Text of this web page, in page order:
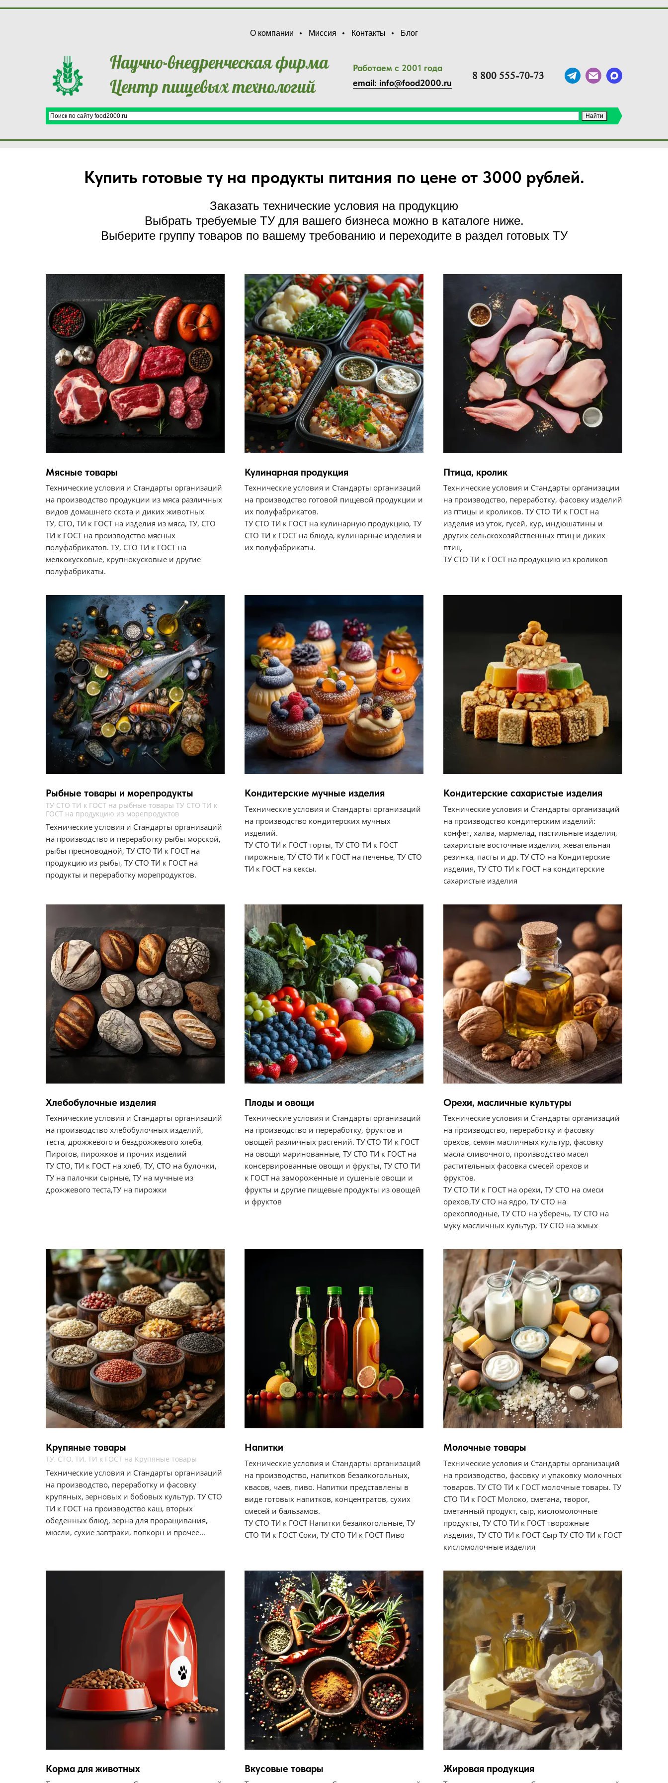
О компании Миссия Контакты Блог
Научно-внедренческая фирма
Центр пищевых технологий
8 800 555-70-73
Работаем с 2001 года
email: info@food2000.ru
Купить готовые ту на продукты питания по цене от 3000 рублей.
Заказать технические условия на продукцию
Выбрать требуемые ТУ для вашего бизнеса можно в каталоге ниже.
Выберите группу товаров по вашему требованию и переходите в раздел готовых ТУ
Мясные товары
Технические условия и Стандарты организаций
на производство продукции из мяса различных
видов домашнего скота и диких животных
ТУ, СТО, ТИ к ГОСТ на изделия из мяса, ТУ, СТО
ТИ к ГОСТ на производство мясных
полуфабрикатов. ТУ, СТО ТИ к ГОСТ на
мелкокусковые, крупнокусковые и другие
полуфабрикаты.
Кулинарная продукция
Технические условия и Стандарты организаций
на производство готовой пищевой продукции и
их полуфабрикатов.
ТУ СТО ТИ к ГОСТ на кулинарную продукцию, ТУ
СТО ТИ к ГОСТ на блюда, кулинарные изделия и
их полуфабрикаты.
Птица, кролик
Технические условия и Стандарты организации
на производство, переработку, фасовку изделий
из птицы и кроликов. ТУ СТО ТИ к ГОСТ на
изделия из уток, гусей, кур, индюшатины и
других сельскохозяйственных птиц и диких
птиц.
ТУ СТО ТИ к ГОСТ на продукцию из кроликов
Рыбные товары и морепродукты
ТУ СТО ТИ к ГОСТ на рыбные товары ТУ СТО ТИ к
ГОСТ на продукцию из морепродуктов
Технические условия и Стандарты организаций
на производство и переработку рыбы морской,
рыбы пресноводной, ТУ СТО ТИ к ГОСТ на
продукцию из рыбы, ТУ СТО ТИ к ГОСТ на
продукты и переработку морепродуктов.
Кондитерские мучные изделия
Технические условия и Стандарты организаций
на производство кондитерских мучных
изделий.
ТУ СТО ТИ к ГОСТ торты, ТУ СТО ТИ к ГОСТ
пирожные, ТУ СТО ТИ к ГОСТ на печенье, ТУ СТО
ТИ к ГОСТ на кексы.
Кондитерские сахаристые изделия
Технические условия и Стандарты организаций
на производство кондитерским изделий:
конфет, халва, мармелад, пастильные изделия,
сахаристые восточные изделия, жевательная
резинка, пасты и др. ТУ СТО на Кондитерские
изделия, ТУ СТО ТИ к ГОСТ на кондитерские
сахаристые изделия
Хлебобулочные изделия
Технические условия и Стандарты организаций
на производство хлебобулочных изделий,
теста, дрожжевого и бездрожжевого хлеба,
Пирогов, пирожков и прочих изделий
ТУ СТО, ТИ к ГОСТ на хлеб, ТУ, СТО на булочки,
ТУ на палочки сырные, ТУ на мучные из
дрожжевого теста,ТУ на пирожки
Плоды и овощи
Технические условия и Стандарты организаций
на производство и переработку, фруктов и
овощей различных растений. ТУ СТО ТИ к ГОСТ
на овощи маринованные, ТУ СТО ТИ к ГОСТ на
консервированные овощи и фрукты, ТУ СТО ТИ
к ГОСТ на замороженные и сушеные овощи и
фрукты и другие пищевые продукты из овощей
и фруктов
Орехи, масличные культуры
Технические условия и Стандарты организаций
на производство, переработку и фасовку
орехов, семян масличных культур, фасовку
масла сливочного, производство масел
растительных фасовка смесей орехов и
фруктов.
ТУ СТО ТИ к ГОСТ на орехи, ТУ СТО на смеси
орехов,ТУ СТО на ядро, ТУ СТО на
орехоплодные, ТУ СТО на уберечь, ТУ СТО на
муку масличных культур, ТУ СТО на жмых
Крупяные товары
ТУ, СТО, ТИ, ТИ к ГОСТ на Крупяные товары
Технические условия и Стандарты организаций
на производство, переработку и фасовку
крупяных, зерновых и бобовых культур. ТУ СТО
ТИ к ГОСТ на производство каш, вторых
обеденных блюд, зерна для проращивания,
мюсли, сухие завтраки, попкорн и прочее...​
Напитки
Технические условия и Стандарты организаций
на производство, напитков безалкогольных,
квасов, чаев, пиво. Напитки представлены в
виде готовых напитков, концентратов, сухих
смесей и бальзамов.
ТУ СТО ТИ к ГОСТ Напитки безалкогольные, ТУ
СТО ТИ к ГОСТ Соки, ТУ СТО ТИ к ГОСТ Пиво
Молочные товары
Технические условия и Стандарты организаций
на производство, фасовку и упаковку молочных
товаров. ТУ СТО ТИ к ГОСТ молочные товары. ТУ
СТО ТИ к ГОСТ Молоко, сметана, творог,
сметанный продукт, сыр, кисломолочные
продукты, ТУ СТО ТИ к ГОСТ творожные
изделия, ТУ СТО ТИ к ГОСТ Сыр ТУ СТО ТИ к ГОСТ
кисломолочные изделия
Корма для животных Вкусовые товары Жировая продукция